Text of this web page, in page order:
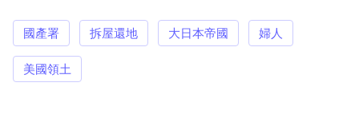
國產署 拆屋還地 大日本帝國 婦人
美國領土